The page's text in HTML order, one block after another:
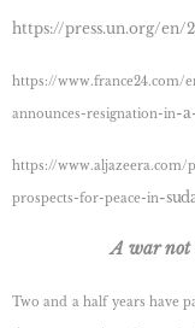
https://press.un.org/en/
https://www.france24.com/
announces-resignation-in-
https://
prospects-for-peace-in-
A war not
Two and a half years have